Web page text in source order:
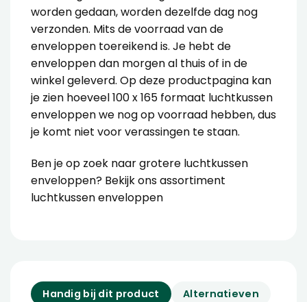
worden gedaan, worden dezelfde dag nog
verzonden. Mits de voorraad van de
enveloppen toereikend is. Je hebt de
enveloppen dan morgen al thuis of in de
winkel geleverd. Op deze productpagina kan
je zien hoeveel 100 x 165 formaat luchtkussen
enveloppen we nog op voorraad hebben, dus
je komt niet voor verassingen te staan.
Ben je op zoek naar grotere luchtkussen
enveloppen? Bekijk onsassortiment
luchtkussen enveloppen
Handig bij dit product Alternatieven